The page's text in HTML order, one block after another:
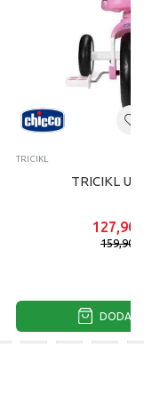
TRICIKL
TRICIKL U-
127,90
159,90
DODAJ